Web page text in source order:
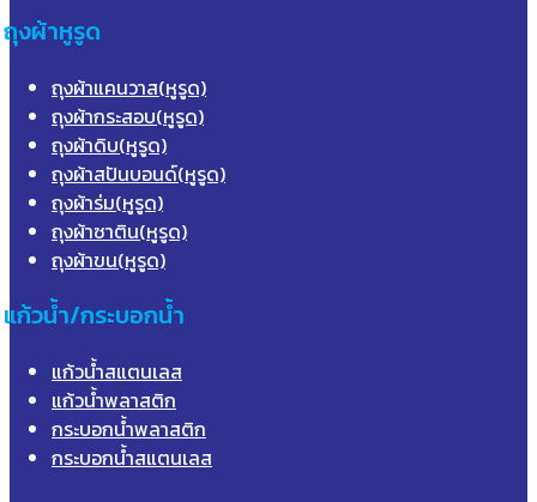
ถุงผ้าหูรูด
ถุงผ้าแคนวาส(หูรูด)
ถุงผ้ากระสอบ(หูรูด)
ถุงผ้าดิบ(หูรูด)
ถุงผ้าสปันบอนด์(หูรูด)
ถุงผ้าร่ม(หูรูด)
ถุงผ้าซาติน(หูรูด)
ถุงผ้าขน(หูรูด)
แก้วน้ำ/กระบอกน้ำ
แก้วน้ำสแตนเลส
แก้วน้ำพลาสติก
กระบอกน้ำพลาสติก
กระบอกน้ำสแตนเลส